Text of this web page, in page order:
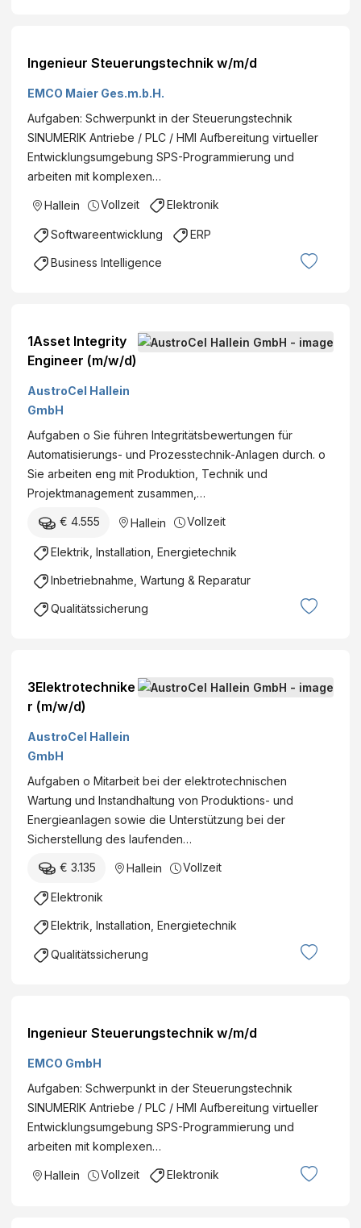
Ingenieur Steuerungstechnik w/m/d
EMCO Maier Ges.m.b.H.
Aufgaben: Schwerpunkt in der Steuerungstechnik
SINUMERIK Antriebe / PLC / HMI Aufbereitung virtueller
Entwicklungsumgebung SPS-Programmierung und
arbeiten mit komplexen…
Hallein Vollzeit Elektronik
Softwareentwicklung ERP
Business Intelligence
1Asset Integrity
Engineer (m/w/d)
AustroCel Hallein
GmbH
Aufgaben o Sie führen Integritätsbewertungen für
Automatisierungs- und Prozesstechnik-Anlagen durch. o
Sie arbeiten eng mit Produktion, Technik und
Projektmanagement zusammen,…
€ 4.555 Hallein Vollzeit
Elektrik, Installation, Energietechnik
Inbetriebnahme, Wartung & Reparatur
Qualitätssicherung
3Elektrotechnike
r (m/w/d)
AustroCel Hallein
GmbH
Aufgaben o Mitarbeit bei der elektrotechnischen
Wartung und Instandhaltung von Produktions- und
Energieanlagen sowie die Unterstützung bei der
Sicherstellung des laufenden…
€ 3.135 Hallein Vollzeit
Elektronik
Elektrik, Installation, Energietechnik
Qualitätssicherung
Ingenieur Steuerungstechnik w/m/d
EMCO GmbH
Aufgaben: Schwerpunkt in der Steuerungstechnik
SINUMERIK Antriebe / PLC / HMI Aufbereitung virtueller
Entwicklungsumgebung SPS-Programmierung und
arbeiten mit komplexen…
Hallein Vollzeit Elektronik